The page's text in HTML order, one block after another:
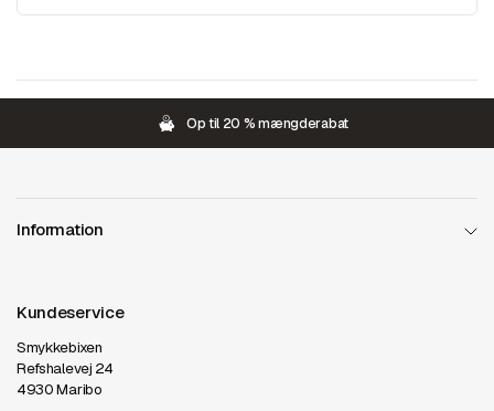
Op til 20 % mængderabat
Information
Kundeservice
Smykkebixen
Refshalevej 24
4930 Maribo